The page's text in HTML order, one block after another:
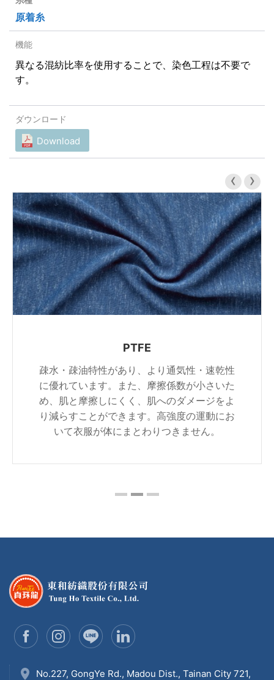
原着糸
異なる混紡比率を使用することで、染色工程は不要で
す。
Download
PTFE
疎水・疎油特性があり、より通気性・速乾性
に優れています。また、摩擦係数が小さいた
め、肌と摩擦しにくく、肌へのダメージをよ
り減らすことができます。高強度の運動にお
いて衣服が体にまとわりつきません。
‹ ›
No.227, GongYe Rd., Madou Dist., Tainan City 721,